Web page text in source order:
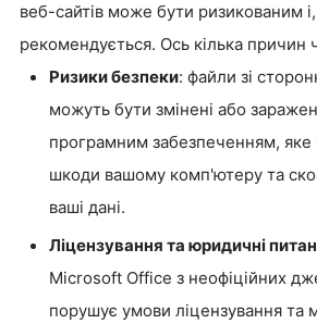
веб-сайтів може бути ризикованим
рекомендується. Ось кілька причин
Ризики безпеки: файли зі
можуть бути змінені або
програмним забезпеченням, яке
шкоди вашому комп'ютеру та
ваші дані.
Ліцензування та юридичні
Microsoft Office з неофіційних
порушує умови ліцензування та